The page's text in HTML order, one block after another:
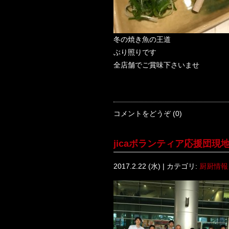
冬の焼き魚の王道
ぶり照りです
全店舗でご賞味下さいませ
コメントをどうぞ (0)
jicaボランティア応援団現
2017.2.22 (水) | カテゴリ: 厨厨情報